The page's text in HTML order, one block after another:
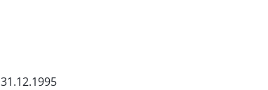
31.12.1995